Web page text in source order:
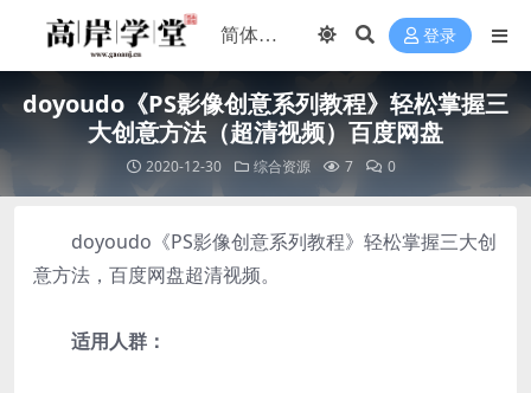
登录
doyoudo《PS影像创意系列教程》轻松掌握三
大创意方法（超清视频）百度网盘
2020-12-30 综合资源 7 0
doyoudo《PS影像创意系列教程》轻松掌握三大创
意方法，百度网盘超清视频。
适用人群：